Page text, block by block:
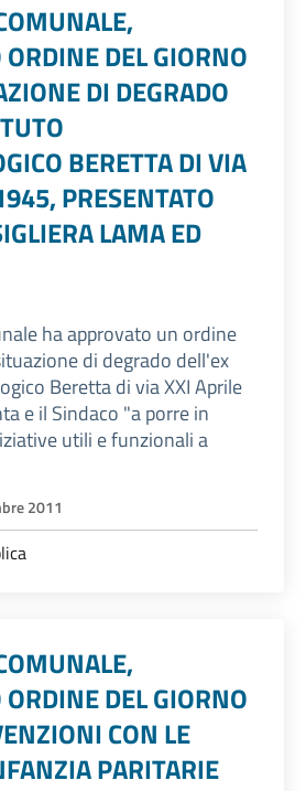
DEL GIORNO
DI DEGRADO
BERETTA DI VIA
PRESENTATO
LAMA ED
ha approvato un ordine
di degrado dell'ex
Beretta di via XXI Aprile
e il Sindaco "a porre in
utili e funzionali a
2011
DEL GIORNO
CON LE
PARITARIE